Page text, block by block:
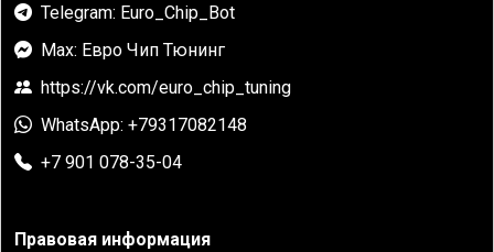
Telegram: Euro_Chip_Bot
Max: Евро Чип Тюнинг
https://vk.com/euro_chip_tuning
WhatsApp: +79317082148
+7 901 078-35-04
Правовая информация